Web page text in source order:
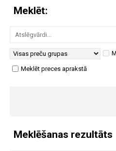
Meklēt:
Meklēt preces aprakstā
Meklēšanas rezultāts